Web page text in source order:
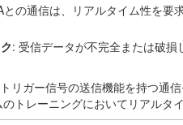
との通信は、リアルタイム性を要
: 受信データが不完全または破
リガー信号の送信機能を持つ通
トレーニングにおいてリアルタ